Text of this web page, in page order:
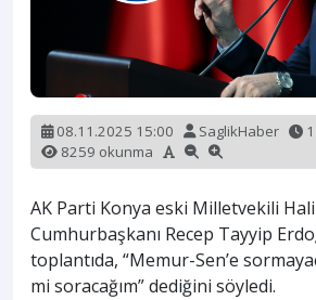
08.11.2025 15:00 SaglikHaber
8259 okunma
AK Parti Konya eski Milletvekili
Cumhurbaşkanı Recep Tayyip
toplantıda, “Memur-Sen’e
mi soracağım” dediğini söyledi.